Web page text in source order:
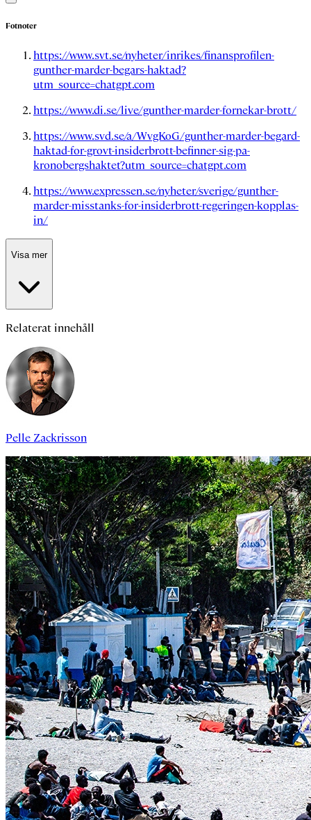
Fotnoter
https://www.svt.se/nyheter/inrikes/finansprofilen-
gunther-marder-begars-haktad?
utm_source=chatgpt.com
https://www.di.se/live/gunther-marder-fornekar-brott/
https://www.svd.se/a/WvgKoG/gunther-marder-begard-
haktad-for-grovt-insiderbrott-befinner-sig-pa-
kronobergshaktet?utm_source=chatgpt.com
https://www.expressen.se/nyheter/sverige/gunther-
marder-misstanks-for-insiderbrott-regeringen-kopplas-
in/
Visa mer
Relaterat innehåll
Pelle Zackrisson